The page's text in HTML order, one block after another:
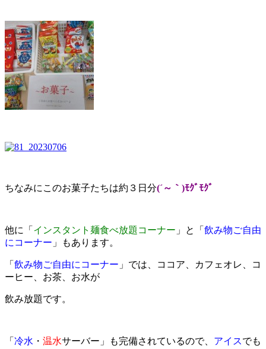
ちなみにこのお菓子たちは約３日分(´～｀)ﾓｸﾞﾓｸﾞ
他に「 インスタント麺食べ放題コーナー 」と「 飲み物ご自由
にコーナー 」もあります。
「 飲み物ご自由にコーナー 」では、ココア、カフェオレ、コ
ーヒー、お茶、お水が
飲み放題です。
「 冷水 ・ 温水サーバー」も完備されているので、 アイスでも